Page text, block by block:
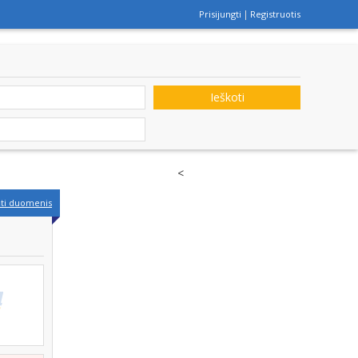
Prisijungti Registruotis
Ieškoti
duomenis
<